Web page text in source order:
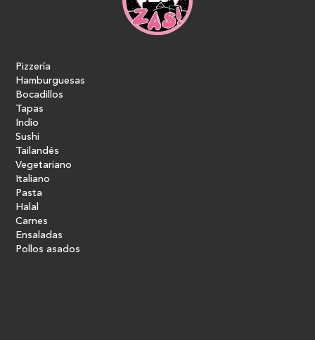
Pizzería
Hamburguesas
Bocadillos
Tapas
Indio
Sushi
Tailandés
Vegetariano
Italiano
Pasta
Halal
Carnes
Ensaladas
Pollos asados